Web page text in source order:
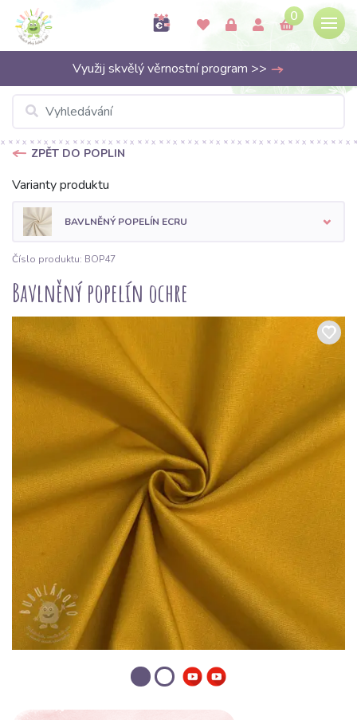
0
Využij skvělý věrnostní program >>
ZPĚT DO POPLIN
Varianty produktu
BAVLNĚNÝ POPELÍN ECRU
Číslo produktu: BOP47
Bavlněný popelín ochre